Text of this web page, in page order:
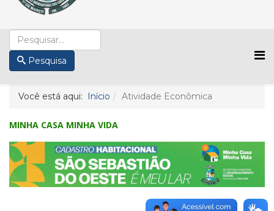
Pesquisa
Você está aqui: Início Atividade Econômica
MINHA CASA MINHA VIDA